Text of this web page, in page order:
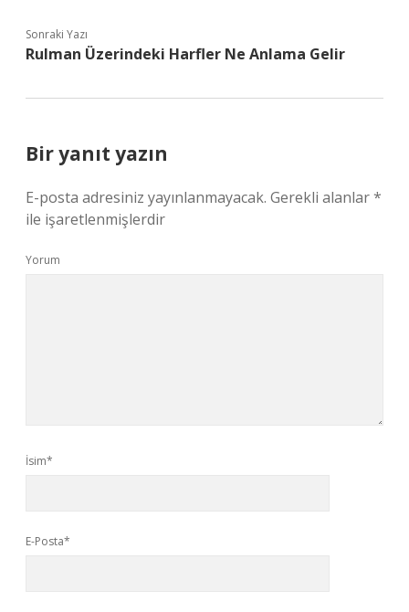
Sonraki Yazı
Rulman Üzerindeki Harfler Ne Anlama Gelir
Bir yanıt yazın
E-posta adresiniz yayınlanmayacak. Gerekli alanlar*
ile işaretlenmişlerdir
Yorum
İsim*
E-Posta*